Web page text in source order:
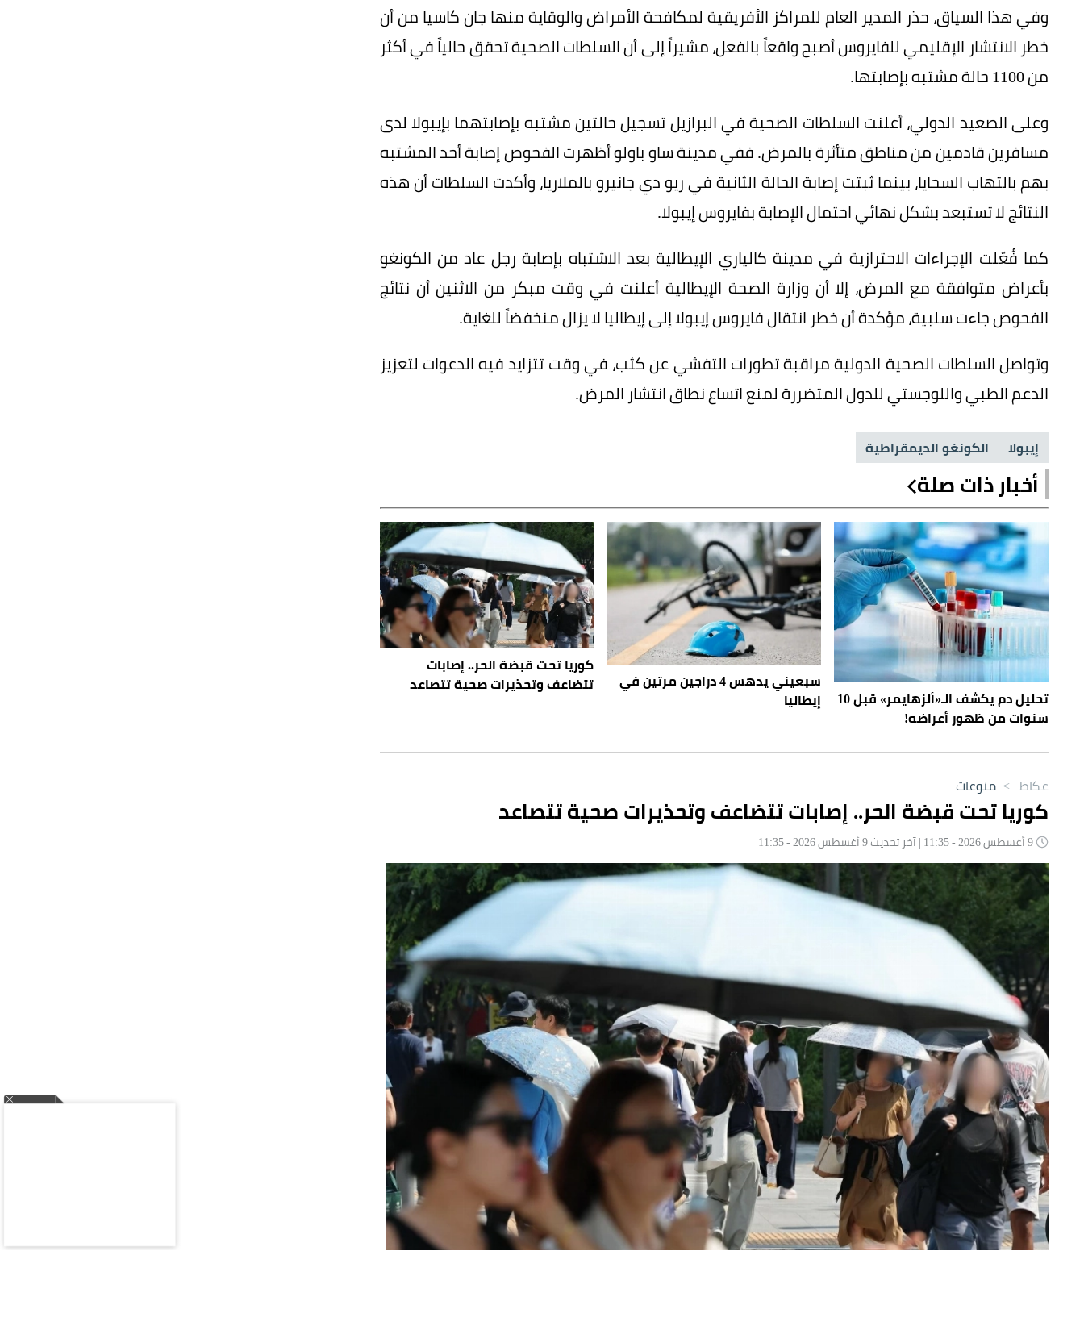
وفي هذا السياق، حذر المدير العام للمراكز الأفريقية لمكافحة الأمراض والوقاية منها جان كاسيا من أن
خطر الانتشار الإقليمي للفايروس أصبح واقعاً بالفعل، مشيراً إلى أن السلطات الصحية تحقق حالياً في أكثر
من 1100 حالة مشتبه بإصابتها.
وعلى الصعيد الدولي، أعلنت السلطات الصحية في البرازيل تسجيل حالتين مشتبه بإصابتهما بإيبولا لدى
مسافرين قادمين من مناطق متأثرة بالمرض. ففي مدينة ساو باولو أظهرت الفحوص إصابة أحد المشتبه
بهم بالتهاب السحايا، بينما ثبتت إصابة الحالة الثانية في ريو دي جانيرو بالملاريا، وأكدت السلطات أن هذه
النتائج لا تستبعد بشكل نهائي احتمال الإصابة بفايروس إيبولا.
كما فُعّلت الإجراءات الاحترازية في مدينة كالياري الإيطالية بعد الاشتباه بإصابة رجل عاد من الكونغو
بأعراض متوافقة مع المرض، إلا أن وزارة الصحة الإيطالية أعلنت في وقت مبكر من الاثنين أن نتائج
الفحوص جاءت سلبية، مؤكدة أن خطر انتقال فايروس إيبولا إلى إيطاليا لا يزال منخفضاً للغاية.
وتواصل السلطات الصحية الدولية مراقبة تطورات التفشي عن كثب، في وقت تتزايد فيه الدعوات لتعزيز
الدعم الطبي واللوجستي للدول المتضررة لمنع اتساع نطاق انتشار المرض.
إيبولا الكونغو الديمقراطية
أخبار ذات صلة
تحليل دم يكشف الـ«ألزهايمر» قبل 10
سنوات من ظهور أعراضه!
سبعيني يدهس 4 دراجين مرتين في
إيطاليا
كوريا تحت قبضة الحر.. إصابات
تتضاعف وتحذيرات صحية تتصاعد
عكاظ > منوعات
كوريا تحت قبضة الحر.. إصابات تتضاعف وتحذيرات صحية تتصاعد